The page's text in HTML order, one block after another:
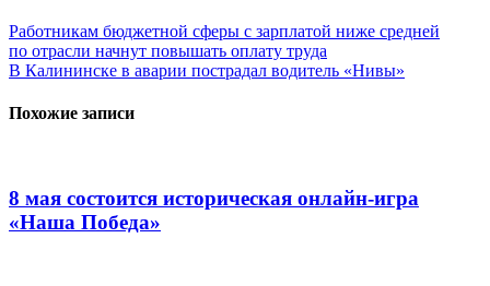
Работникам бюджетной сферы с зарплатой ниже средней
по отрасли начнут повышать оплату труда
В Калининске в аварии пострадал водитель «Нивы»
Похожие записи
8 мая состоится историческая онлайн-игра
«Наша Победа»